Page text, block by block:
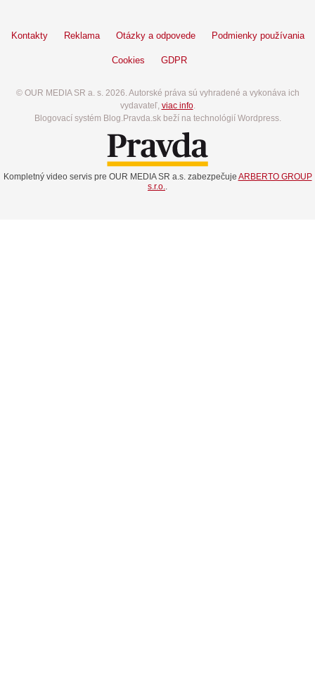
Kontakty Reklama Otázky a odpovede Podmienky používania
Cookies GDPR
© OUR MEDIA SR a. s. 2026. Autorské práva sú vyhradené a vykonáva ich
vydavateľ, viac info.
Blogovací systém Blog.Pravda.sk beží na technológií Wordpress.
Kompletný video servis pre OUR MEDIA SR a.s. zabezpečuje ARBERTO GROUP
s.r.o.